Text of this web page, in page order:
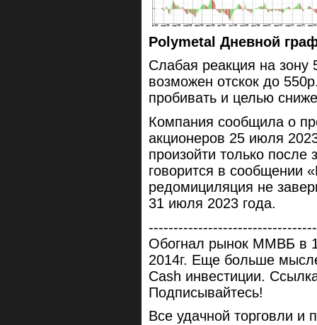
Polymetal Дневной
Слабая реакция на
возможен отскок до
пробивать и целью
Компания сообщила о
акционеров 25 июля
произойти только после
говорится в сообщении
редомициляция не
31 июля 2023 года.
Обогнал рынок ММВБ в
2014г. Еще больше
Cash инвестиции.
Подписывайтесь!
Все удачной торговли и